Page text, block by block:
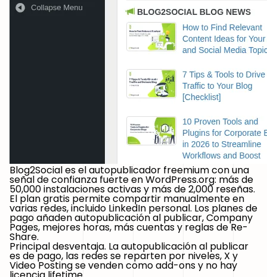
Blog2Social es el autopublicador freemium con una
señal de confianza fuerte en WordPress.org: más de
50,000 instalaciones activas y más de 2,000 reseñas.
El plan gratis permite compartir manualmente en
varias redes, incluido LinkedIn personal. Los planes de
pago añaden autopublicación al publicar, Company
Pages, mejores horas, más cuentas y reglas de Re-
Share.
Principal desventaja. La autopublicación al publicar
es de pago, las redes se reparten por niveles, X y
Video Posting se venden como add-ons y no hay